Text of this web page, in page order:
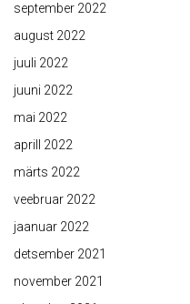
september 2022
august 2022
juuli 2022
juuni 2022
mai 2022
aprill 2022
märts 2022
veebruar 2022
jaanuar 2022
detsember 2021
november 2021